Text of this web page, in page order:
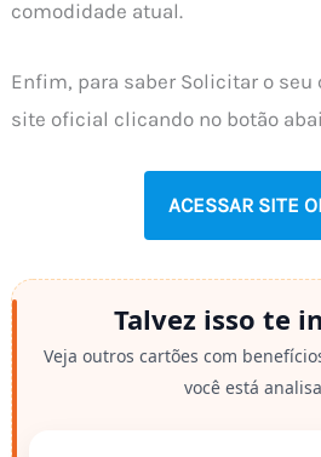
comodidade atual.
Enfim, para saber Solicitar o seu
site oficial clicando no botão
ACESSAR SITE
Talvez isso te
Veja outros cartões com
você está